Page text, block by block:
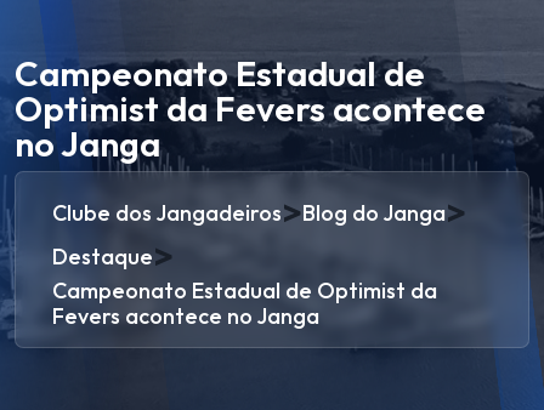
Campeonato Estadual de
Optimist da Fevers acontece
no Janga
Clube dos Jangadeiros>Blog do Janga>
Destaque>
Campeonato Estadual de Optimist da
Fevers acontece no Janga